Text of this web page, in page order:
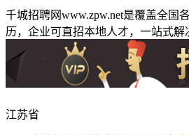
千城招聘网www.zpw.net是覆盖全国
历，企业可直招本地人才，一站式解
江苏省